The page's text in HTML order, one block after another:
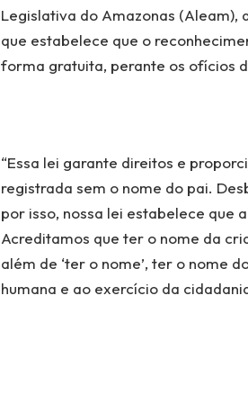
Legislativa do Amazonas (Aleam),
que estabelece que o
forma gratuita, perante os ofícios
“Essa lei garante direitos e
registrada sem o nome do pai.
por isso, nossa lei estabelece que
Acreditamos que ter o nome da
além de ‘ter o nome’, ter o nome
humana e ao exercício da